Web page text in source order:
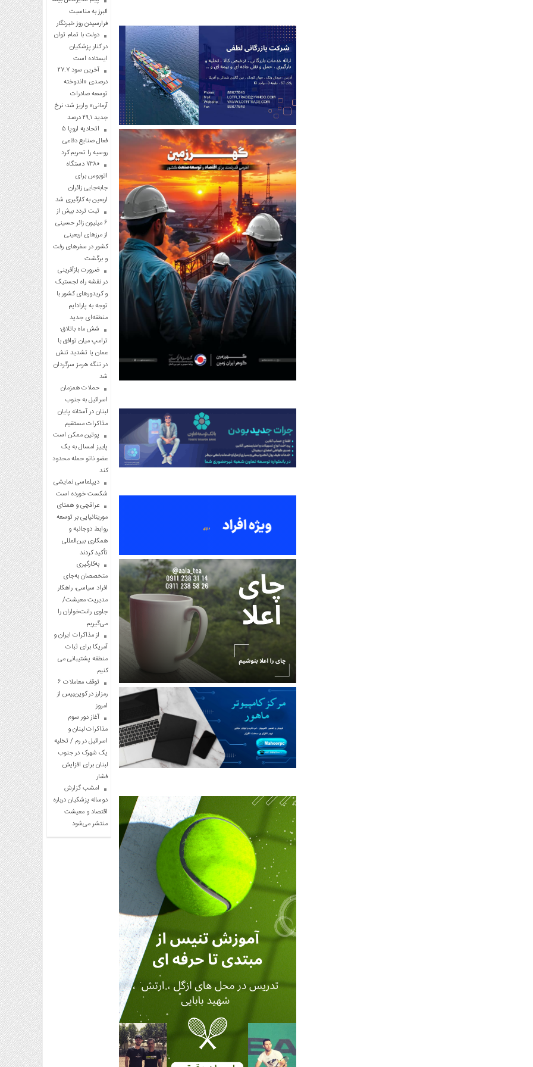
البرز به مناسبت
فرارسیدن روز خبرنگار
دولت با تمام توان
در کنار پزشکیان
ایستاده است
آخرین سود ۲۷.۷
درصدی «اندوخته
توسعه صادرات
آرمانی» واریز شد؛ نرخ
جدید ۲۹.۱ درصد
اتحادیه اروپا ۵
فعال صنایع دفاعی
روسیه را تحریم کرد
۷۳۸۰ دستگاه
اتوبوس برای
جابه‌جایی زائران
اربعین به‌ کارگیری شد
ثبت تردد بیش از
۶ میلیون زائر حسینی
از مرزهای اربعینی
کشور در سفرهای رفت
و برگشت
ضرورت بازآفرینی
در نقشه راه لجستیک
و کریدورهای کشور با
توجه به پارادایم
منطقه‌ای جدید
شش ماه باتلاق؛
ترامپ میان توافق با
عمان یا تشدید تنش
در تنگه هرمز سرگردان
شد
حملات همزمان
اسرائیل به جنوب
لبنان در آستانه پایان
مذاکرات مستقیم
پوتین ممکن است
پاییز امسال به یک
عضو ناتو حمله محدود
کند
دیپلماسی نمایشی
شکست خورده است
عراقچی و همتای
موریتانیایی بر توسعه
روابط دوجانبه و
همکاری بین‌المللی
تأکید کردند
به‌کارگیری
متخصصان به‌جای
افراد سیاسی، راهکار
مدیریت معیشت/
جلوی رانت‌خواران را
می‌گیریم
از مذاکرات ایران و
آمریکا برای ثبات
منطقه پشتیبانی می
کنیم
توقف معاملات ۶
رمزارز در کوین‌بیس از
امروز
آغاز دور سوم
مذاکرات لبنان و
اسرائیل در رم / تخلیه
یک شهرک در جنوب
لبنان برای افزایش
فشار
امشب گزارش
دوساله پزشکیان درباره
اقتصاد و معیشت
منتشر می‌شود